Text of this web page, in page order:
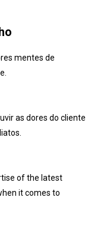
mentes de
as dores do cliente
of the latest
it comes to